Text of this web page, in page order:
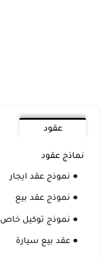
عقود
نماذج عقود
● نموذج عقد ايجار
● نموذج عقد بيع
● نموذج توكيل خاص word
● عقد بيع سيارة